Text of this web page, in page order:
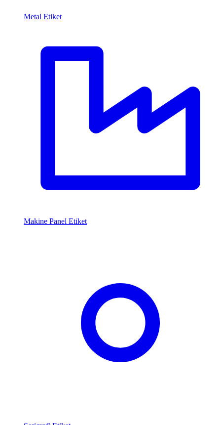
Metal Etiket
Makine Panel Etiket